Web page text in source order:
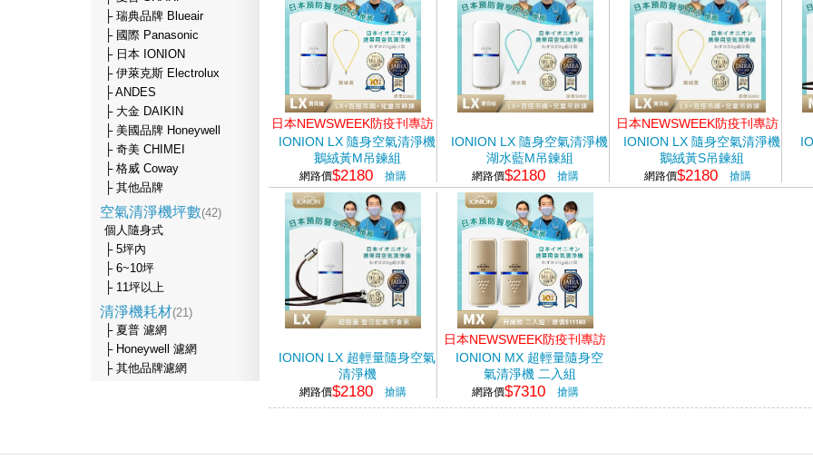
├ 瑞典品牌 Blueair
├ 國際 Panasonic
├ 日本 IONION
├ 伊萊克斯 Electrolux
├ ANDES
├ 大金 DAIKIN
├ 美國品牌 Honeywell
├ 奇美 CHIMEI
├ 格威 Coway
├ 其他品牌
空氣清淨機坪數(42)
個人隨身式
├ 5坪內
├ 6~10坪
├ 11坪以上
清淨機耗材(21)
├ 夏普 濾網
├ Honeywell 濾網
├ 其他品牌濾網
日本NEWSWEEK防疫刊專訪
IONION LX 隨身空氣清淨機
鵝絨黃M吊鍊組
網路價$2180 搶購
IONION LX 隨身空氣清淨機
湖水藍M吊鍊組
網路價$2180 搶購
日本NEWSWEEK防疫刊專訪
IONION LX 隨身空氣清淨機
鵝絨黃S吊鍊組
網路價$2180 搶購
IONION LX 超輕量隨身空氣
清淨機
網路價$2180 搶購
日本NEWSWEEK防疫刊專訪
IONION MX 超輕量隨身空
氣清淨機 二入組
網路價$7310 搶購